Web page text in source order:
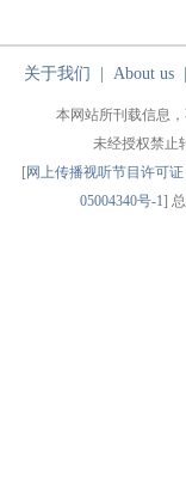
关于我们 About us|
本网站所刊载信息
未经授权禁止
[网上传播视听节目许可证
05004340号-1]